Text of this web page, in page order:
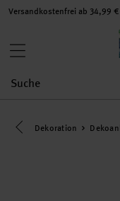
Versandkostenfrei ab 34,99 €
Eine Kategorie
Dekoration